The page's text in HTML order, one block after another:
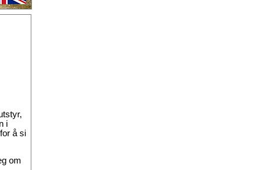
i
å si
om